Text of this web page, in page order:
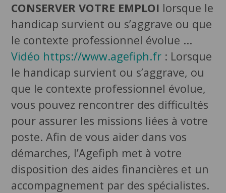
CONSERVER VOTRE EMPLOI lorsque le
handicap survient ou s’aggrave ou que
le contexte professionnel évolue ...
Vidéo https://www.agefiph.fr : Lorsque
le handicap survient ou s’aggrave, ou
que le contexte professionnel évolue,
vous pouvez rencontrer des difficultés
pour assurer les missions liées à votre
poste. Afin de vous aider dans vos
démarches, l’Agefiph met à votre
disposition des aides financières et un
accompagnement par des spécialistes.